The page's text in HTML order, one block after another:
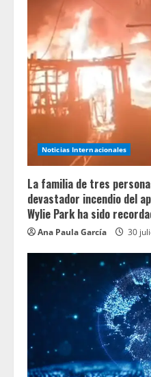
Noticias Internacionales
La familia de tres
devastador incendio del
Wylie Park ha sido
Ana Paula García 30